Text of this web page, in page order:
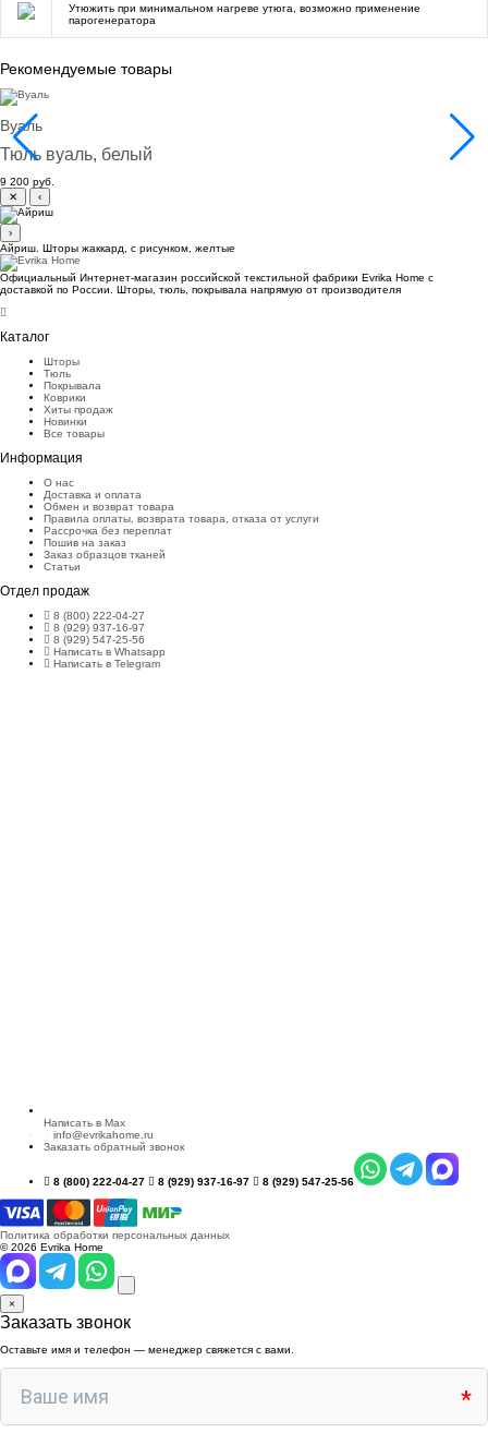
Утюжить при минимальном нагреве утюга, возможно применение
парогенератора
Рекомендуемые товары
Вуаль
Тюль вуаль, белый
9 200 руб.
✕
‹
›
Айриш. Шторы жаккард, с рисунком, желтые
Официальный Интернет-магазин российской текстильной фабрики Evrika Home c
доставкой по России. Шторы, тюль, покрывала напрямую от производителя
Каталог
Шторы
Тюль
Покрывала
Коврики
Хиты продаж
Новинки
Все товары
Информация
О нас
Доставка и оплата
Обмен и возврат товара
Правила оплаты, возврата товара, отказа от услуги
Рассрочка без переплат
Пошив на заказ
Заказ образцов тканей
Статьи
Отдел продаж
8 (800) 222-04-27
8 (929) 937-16-97
8 (929) 547-25-56
Написать в Whatsapp
Написать в Telegram
Написать в Max
info@evrikahome.ru
Заказать обратный звонок
8 (800) 222-04-27 8 (929) 937-16-97 8 (929) 547-25-56
Политика обработки персональных данных
© 2026 Evrika Home
×
Заказать звонок
Оставьте имя и телефон — менеджер свяжется с вами.